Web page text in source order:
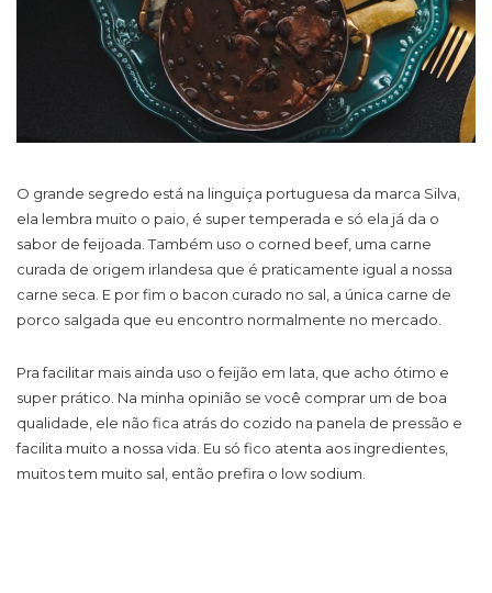
O grande segredo está na linguiça portuguesa da marca Silva,
ela lembra muito o paio, é super temperada e só ela já da o
sabor de feijoada. Também uso o corned beef, uma carne
curada de origem irlandesa que é praticamente igual a nossa
carne seca. E por fim o bacon curado no sal, a única carne de
porco salgada que eu encontro normalmente no mercado.
Pra facilitar mais ainda uso o feijão em lata, que acho ótimo e
super prático. Na minha opinião se você comprar um de boa
qualidade, ele não fica atrás do cozido na panela de pressão e
facilita muito a nossa vida. Eu só fico atenta aos ingredientes,
muitos tem muito sal, então prefira o low sodium.